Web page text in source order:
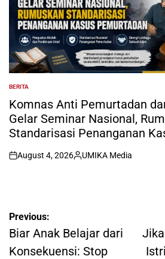
POSTED
IN
BERITA
Komnas Anti Pemurtadan
Gelar Seminar Nasional,
Standarisasi Penanganan
on
August 4, 2026
Posted
UMIKA Media
Post
navigation
Previous:
Biar Anak Belajar dari
Konsekuensi: Stop